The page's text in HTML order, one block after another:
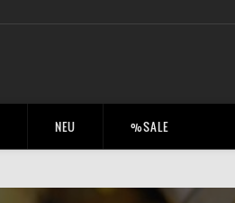
NEU %SALE